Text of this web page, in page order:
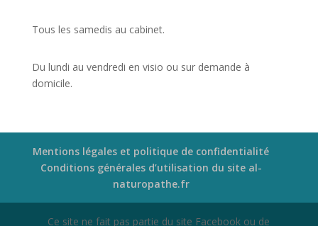
Tous les samedis au cabinet.
Du lundi au vendredi en visio ou sur demande à
domicile.
Mentions légales et politique de confidentialité
Conditions générales d’utilisation du site al-
naturopathe.fr
Ce site ne fait pas partie du site Facebook ou de